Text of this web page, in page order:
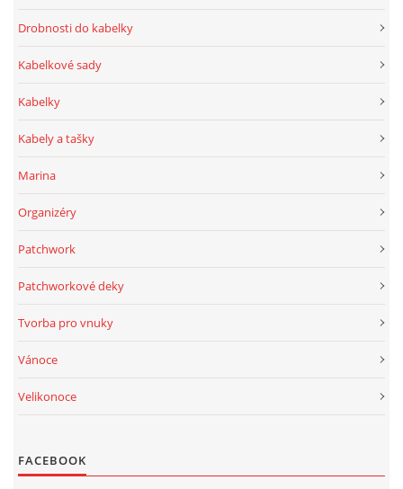
Drobnosti do kabelky
Kabelkové sady
Kabelky
Kabely a tašky
Marina
Organizéry
Patchwork
Patchworkové deky
Tvorba pro vnuky
Vánoce
Velikonoce
FACEBOOK